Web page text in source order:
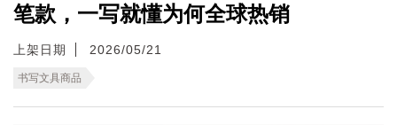
笔款，一写就懂为何全球热销
上架日期 2026/05/21
书写文具商品